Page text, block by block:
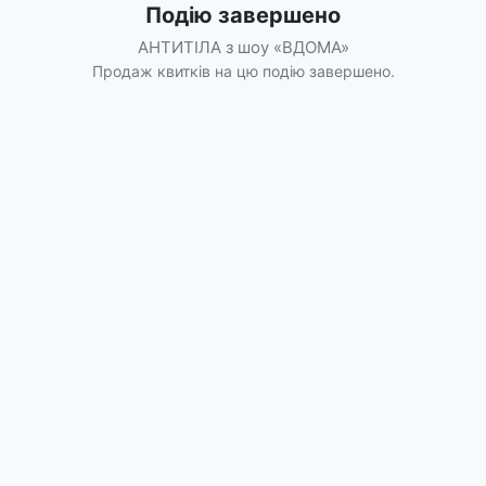
Подію завершено
АНТИТІЛА з шоу «ВДОМА»
Продаж квитків на цю подію завершено.